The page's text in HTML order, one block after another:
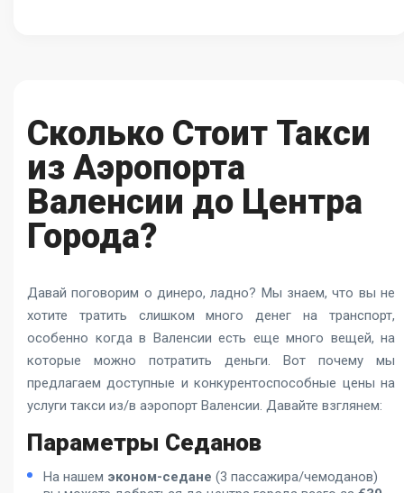
Сколько Стоит Такси
из Аэропорта
Валенсии до Центра
Города?
Давай поговорим о динеро, ладно? Мы знаем, что вы не
хотите тратить слишком много денег на транспорт,
особенно когда в Валенсии есть еще много вещей, на
которые можно потратить деньги. Вот почему мы
предлагаем доступные и конкурентоспособные цены на
услуги такси из/в аэропорт Валенсии. Давайте взглянем:
Параметры Седанов
На нашем эконом-седане (3 пассажира/чемоданов)